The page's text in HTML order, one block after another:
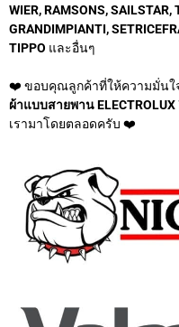
WIER, RAMSONS, SAILSTAR,
GRANDIMPIANTI,
TIPPO และอื่นๆ
❤️ ขอบคุณลูกค้าที่ให้ความมั่นใ
ผ้าแบบสายพาน ELECTROLUX
เรามาโดยตลอดครับ ❤️